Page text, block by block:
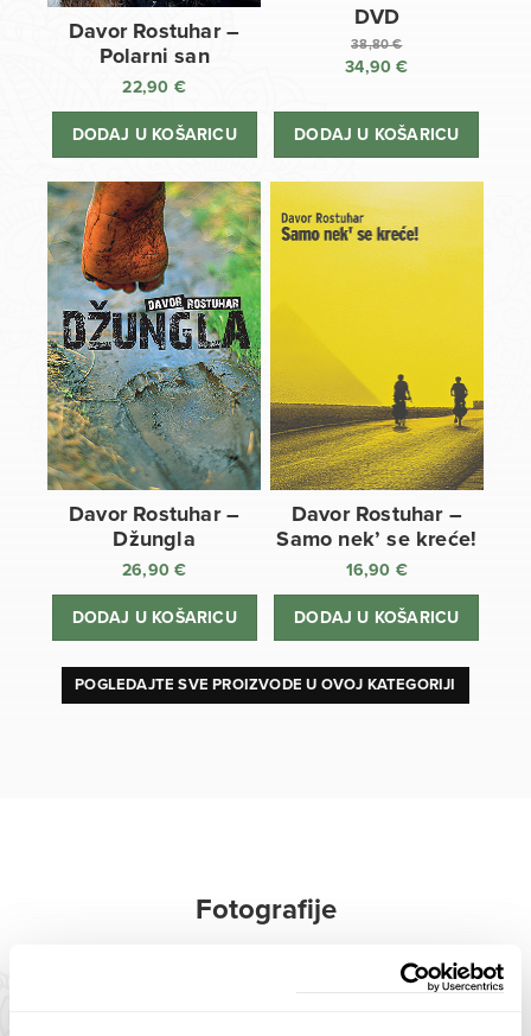
Davor Rostuhar –
Polarni san
22,90 €
DODAJ U KOŠARICU
DVD
38,80€
Izvorna
bila
34,90€
cijena
DODAJ U KOŠARICU
Davor Rostuhar –
Džungla
26,90€
DODAJ U KOŠARICU
Davor Rostuhar –
Samo nek’ se kreće!
16,90 €
DODAJ U KOŠARICU
POGLEDAJTE SVE PROIZVODE U OVOJ KATEGORIJI
Fotografije